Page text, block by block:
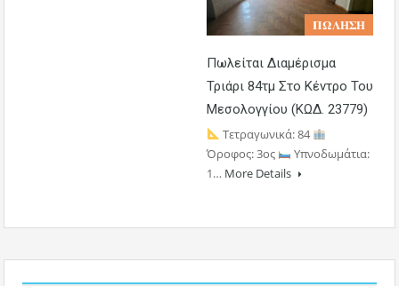
𝚷𝛀𝚲𝚮𝚺𝚮
Πωλείται Διαμέρισμα
Τριάρι 84τμ Στο Κέντρο Του
Μεσολογγίου (ΚΩΔ. 23779)
Τετραγωνικά: 84
Όροφος: 3ος
Υπνοδωμάτια:
1… More Details